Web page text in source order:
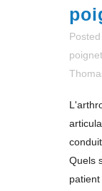
poignet
Quels